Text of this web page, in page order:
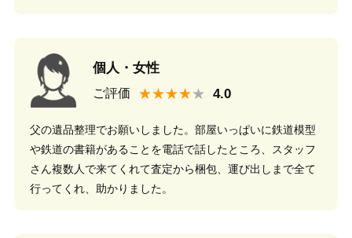
個人・女性
ご評価 ★★★★
父の遺品整理でお願いしました。部屋いっぱいに鉄道模型
や鉄道の書籍があることを電話で話したところ、スタッフ
さん複数人で来てくれて査定から梱包、運び出しまで全て
行ってくれ、助かりました。